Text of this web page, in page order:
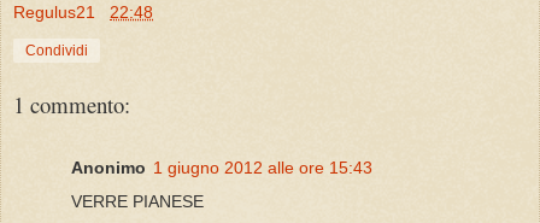
Regulus21 22:48
Condividi
1 commento:
Anonimo 1 giugno 2012 alle ore 15:43
VERRE PIANESE